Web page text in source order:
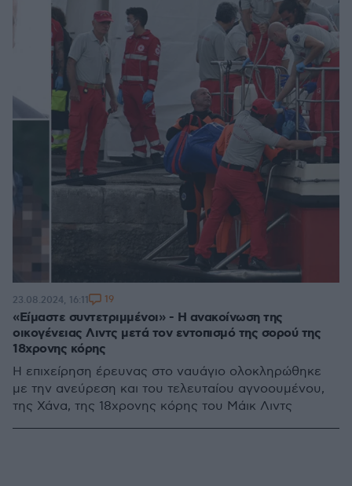
«Είμαστε συντετριμμένοι» - Η ανακοίνωση της
οικογένειας Λιντς μετά τον εντοπισμό της σορού της
18χρονης κόρης
Η επιχείρηση έρευνας στο ναυάγιο ολοκληρώθηκε
με την ανεύρεση και του τελευταίου αγνοουμένου,
της Χάνα, της 18χρονης κόρης του Μάικ Λιντς
23.08.2024, 16:11 19